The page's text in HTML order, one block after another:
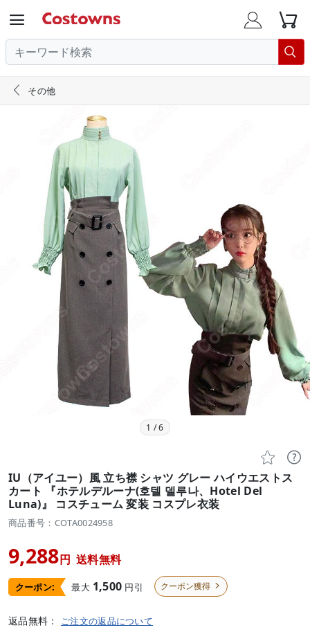
  

 その他
1 /6
 
IU（アイユー）風 立ち襟 シャツ グレー ハイウエストス
カート 『ホテルデルーナ(호텔 델루나、Hotel Del
Luna)』 コスチューム 変装 コスプレ衣装
商品番号：COTA0024958
9,288円 送料無料
クーポン: 最大 1,500 円引 クーポン獲得 
返品無料： ご注文の返品について